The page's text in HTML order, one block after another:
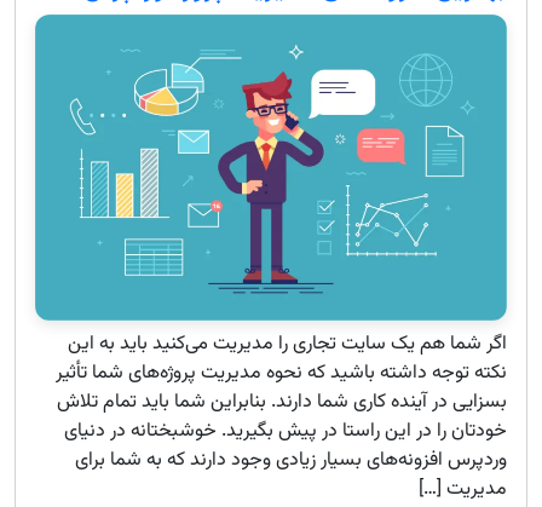
اگر شما هم یک سایت تجاری را مدیریت می‌کنید باید به این
نکته توجه داشته باشید که نحوه مدیریت پروژه‌های شما تأثیر
بسزایی در آینده کاری شما دارند. بنابراین شما باید تمام تلاش
خودتان را در این راستا در پیش بگیرید. خوشبختانه در دنیای
وردپرس افزونه‌های بسیار زیادی وجود دارند که به شما برای
مدیریت […]